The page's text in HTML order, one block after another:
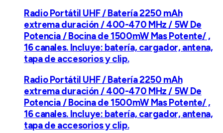
Radio Portátil UHF / Batería 2250 mAh
extrema duración / 400-470 MHz / 5W De
Potencia / Bocina de 1500mW Mas Potente/ ,
16 canales. Incluye: batería, cargador, antena,
tapa de accesorios y clip.
Radio Portátil UHF / Batería 2250 mAh
extrema duración / 400-470 MHz / 5W De
Potencia / Bocina de 1500mW Mas Potente/ ,
16 canales. Incluye: batería, cargador, antena,
tapa de accesorios y clip.